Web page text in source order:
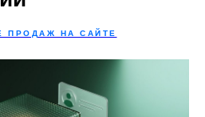
ПРОДАЖ НА САЙТЕ